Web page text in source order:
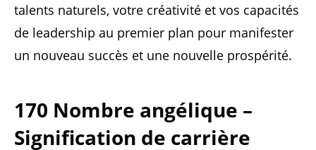
talents naturels, votre créativité et vos capacités
de leadership au premier plan pour manifester
un nouveau succès et une nouvelle prospérité.
170 Nombre angélique –
Signification de carrière